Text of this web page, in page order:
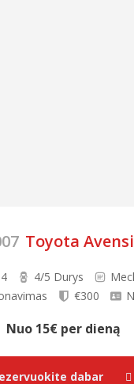
Toyota
4 4/5 Durys
€300
Nuo 15€per dieną
dabar